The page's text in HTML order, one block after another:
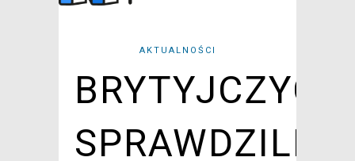
AKTUALNOŚCI
BRYTYJCZYCY
SPRAWDZILI,